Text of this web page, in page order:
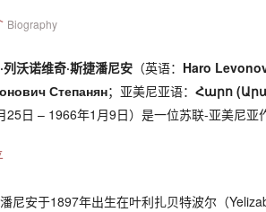
Biography
列沃诺维奇·斯捷潘尼安 （英语： Haro
Степанян；亚美尼亚语： Հարո
25日 – 1966年1月9日）是一位苏联-亚美尼亚
尼安于1897年出生在叶利扎贝特波尔（